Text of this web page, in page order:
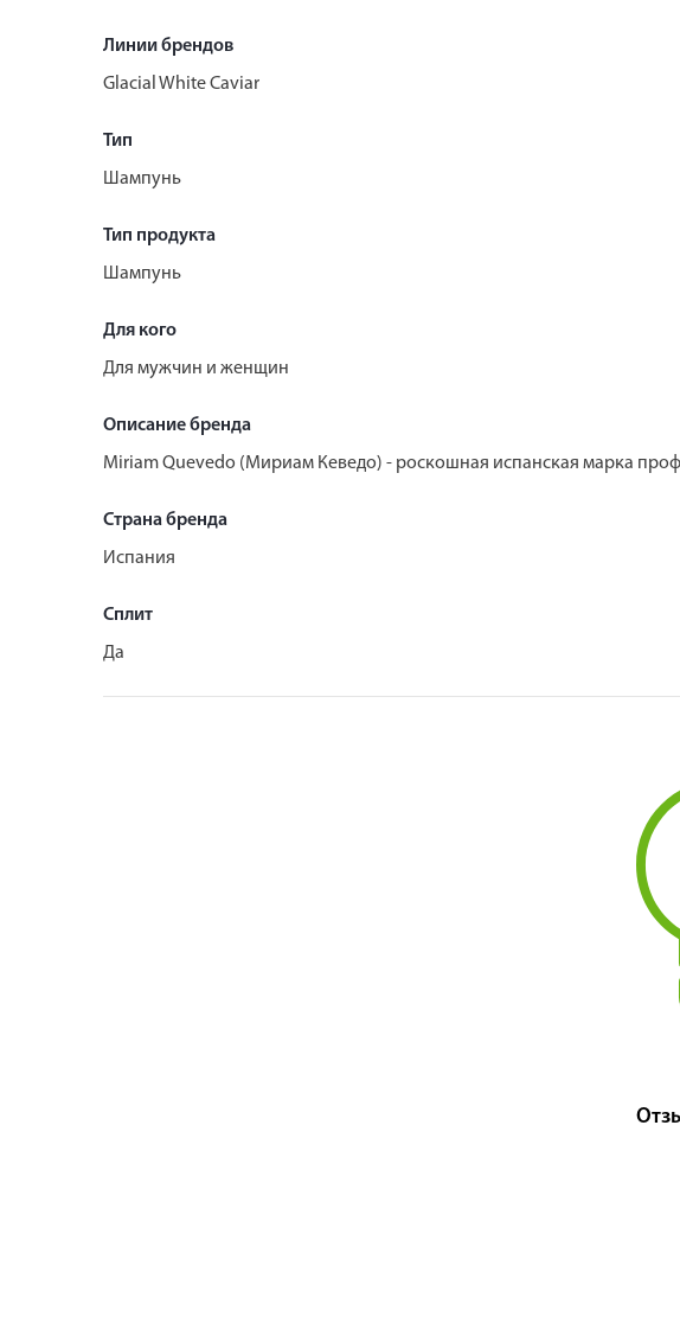
Линии брендов
Glacial White Caviar
Тип
Шампунь
Тип продукта
Шампунь
Для кого
Для мужчин и женщин
Описание бренда
Miriam Quevedo (Мириам Кеведо) - роскошная испанская марка
Страна бренда
Испания
Сплит
Да